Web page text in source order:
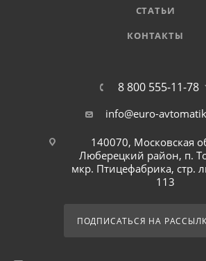
СТАТЬИ
КОНТАКТЫ
8 800 555-11-78
info@euro-
140070, Московская
Люберецкий район, п.
мкр. Птицефабрика, стр.
113
ПОДПИСАТЬСЯ НА